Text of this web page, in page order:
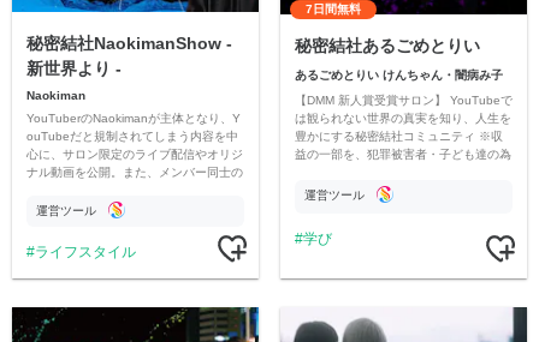
秘密結社NaokimanShow -
新世界より -
Naokiman
YouTuberのNaokimanが主体となり、Y
ouTubeだと規制されてしまう内容を中
心に、サロン限定のライブ配信やオリジ
ナル動画を公開。また、メンバー同士の
ただいています。
運営ツール
ライフスタイル
7日間無料
秘密結社あるごめとりい
あるごめとりい けんちゃん・闇病み子
【DMM 新人賞受賞サロン】 YouTubeで
は観られない世界の真実を知り、人生を
豊かにする秘密結社コミュニティ ※収
益の一部を、犯罪被害者・子ども達の為
す運営ツール
学び